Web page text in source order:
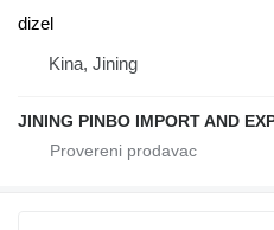
dizel
Kina, Jining
JINING PINBO IMPORT AND